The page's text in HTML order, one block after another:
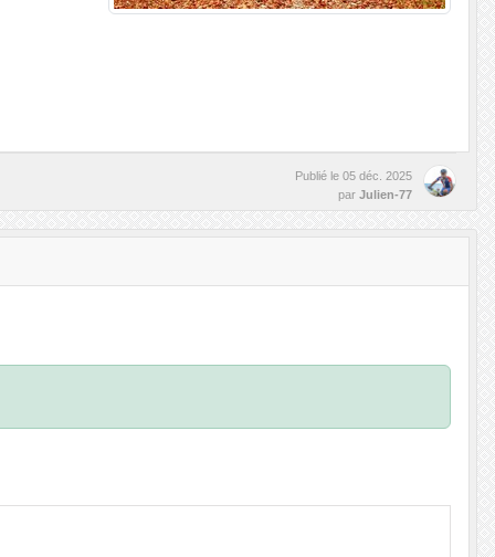
Publié le 05 déc. 2025
par Julien-77